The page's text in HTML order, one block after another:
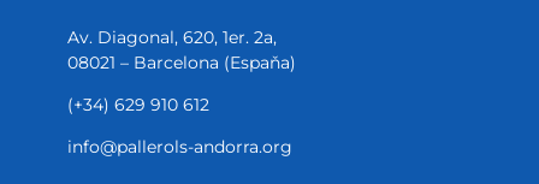
Av. Diagonal, 620, 1er. 2a,
08021 – Barcelona (Espaňa)
(+34) 629 910 612
info@pallerols-andorra.org